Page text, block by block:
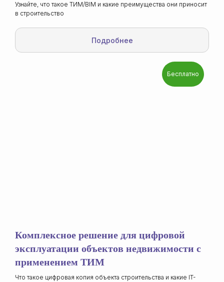
Основы кибербезопасности
о безопасности в информационных
Узнайте, что такое ТИМ/BIM и какие преимущества они приносит
в строительство
Подробнее
Бесплатно
Комплексное решение для цифровой
эксплуатации объектов недвижимости с
применением ТИМ
Что такое цифровая копия объекта строительства и какие IT-